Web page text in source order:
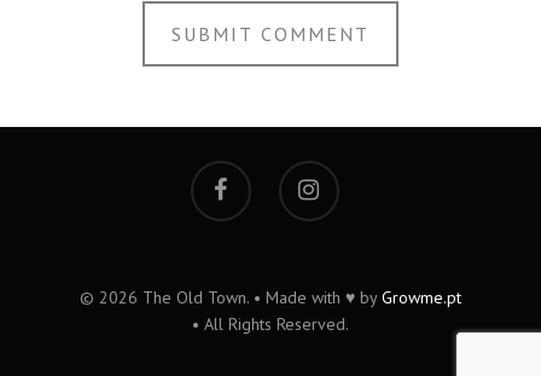
© 2026 The Old Town. • Made with ♥ byGrowme.pt
• All Rights Reserved.